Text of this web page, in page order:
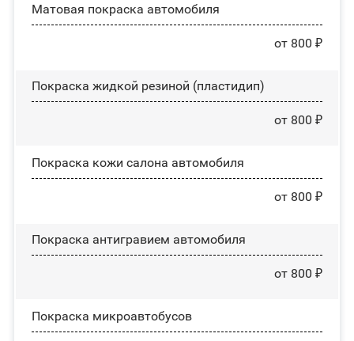
Матовая покраска автомобиля
от 800 ₽
Покраска жидкой резиной (пластидип)
от 800 ₽
Покраска кожи салона автомобиля
от 800 ₽
Покраска антигравием автомобиля
от 800 ₽
Покраска микроавтобусов